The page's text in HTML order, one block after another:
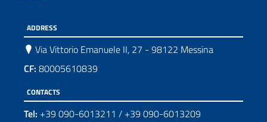
ADDRESS
Via Vittorio Emanuele II, 27 - 98122 Messina
CF: 80005610839
CONTACTS
Tel: +39 090-6013211 / +39 090-6013209